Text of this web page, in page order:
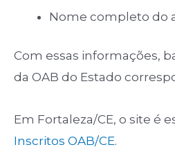
Nome completo do
Com essas informações,
da OAB do Estado
Em Fortaleza/CE, o site é
Inscritos OAB/CE.